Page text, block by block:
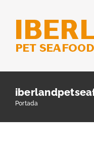
contenido
Portada